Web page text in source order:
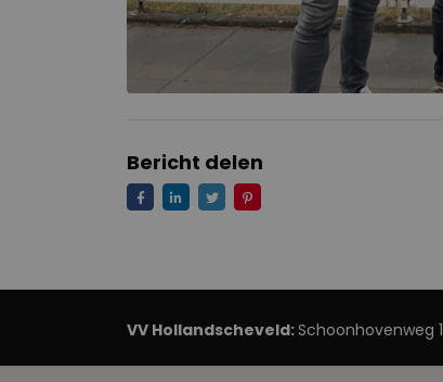
Bericht delen
VV Hollandscheveld:Schoonhovenweg